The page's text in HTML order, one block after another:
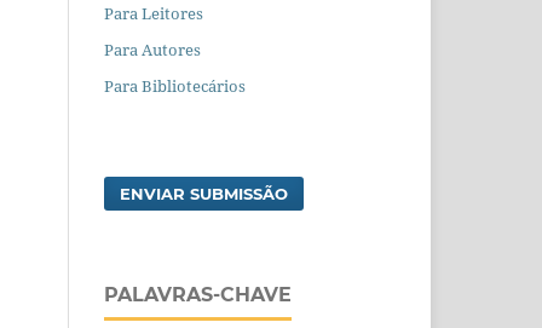
Para Leitores
Para Autores
Para Bibliotecários
ENVIAR SUBMISSÃO
PALAVRAS-CHAVE